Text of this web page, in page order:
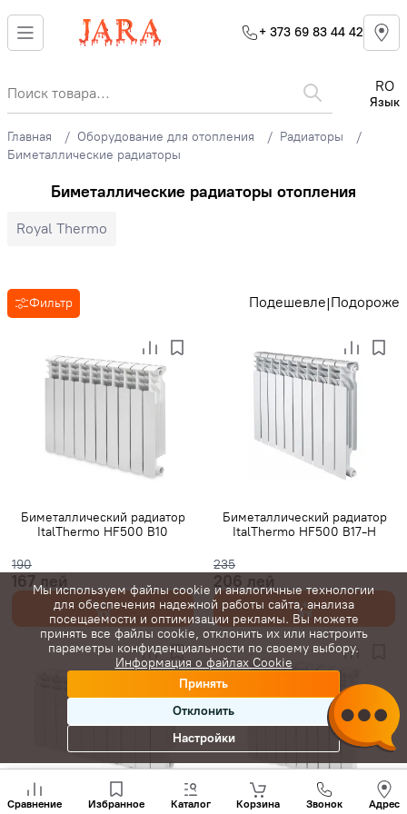
+ 373 69 83 44 42
RO
Язык
Главная Оборудование для отопления
Радиаторы
Биметаллические радиаторы
Биметаллические радиаторы отопления
Royal Thermo
Фильтр Подешевле|Подороже
Биметаллический радиатор
ItalThermo HF500 B10
190
167 лей
Биметаллический радиатор
ItalThermo HF500 B17-H
235
206 лей
Сравнение Избранное Каталог Корзина Звонок Адрес
нам
+(373)
Мы используем файлы cookie и аналогичные технологии
для обеспечения надежной работы сайта, анализа
посещаемости и оптимизации рекламы. Вы можете
принять все файлы cookie, отклонить их или настроить
параметры конфиденциальности по своему выбору.
Информация о файлах Cookie
Принять
Отклонить
Настройки